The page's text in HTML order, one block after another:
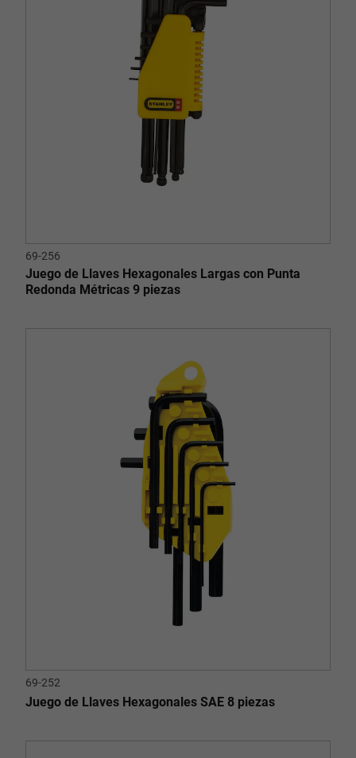
69-256
Juego de Llaves Hexagonales Largas con Punta
Redonda Métricas 9 piezas
69-252
Juego de Llaves Hexagonales SAE 8 piezas